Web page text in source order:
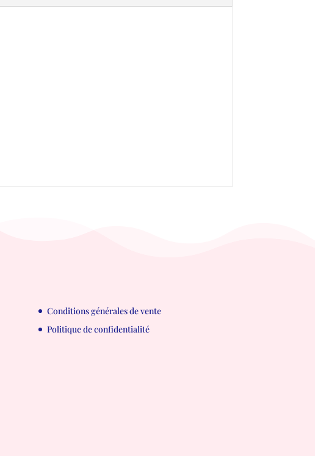
Conditions générales de vente
Politique de confidentialité